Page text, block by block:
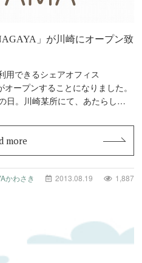
」が川崎にオープン致
できるシェアオフィス
ープンすることになりました。
日。川崎某所にて、あたらし…
more
かわさき 2013.08.19 1,887